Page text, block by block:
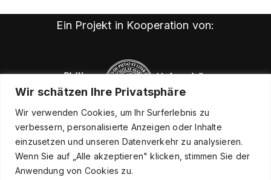
Wir schätzen Ihre Privatsphäre
Wir verwenden Cookies, um Ihr Surferlebnis zu
verbessern, personalisierte Anzeigen oder Inhalte
einzusetzen und unseren Datenverkehr zu analysieren.
Wenn Sie auf „Alle akzeptieren" klicken, stimmen Sie der
Anwendung von Cookies zu.
Ein Projekt in Kooperation von: